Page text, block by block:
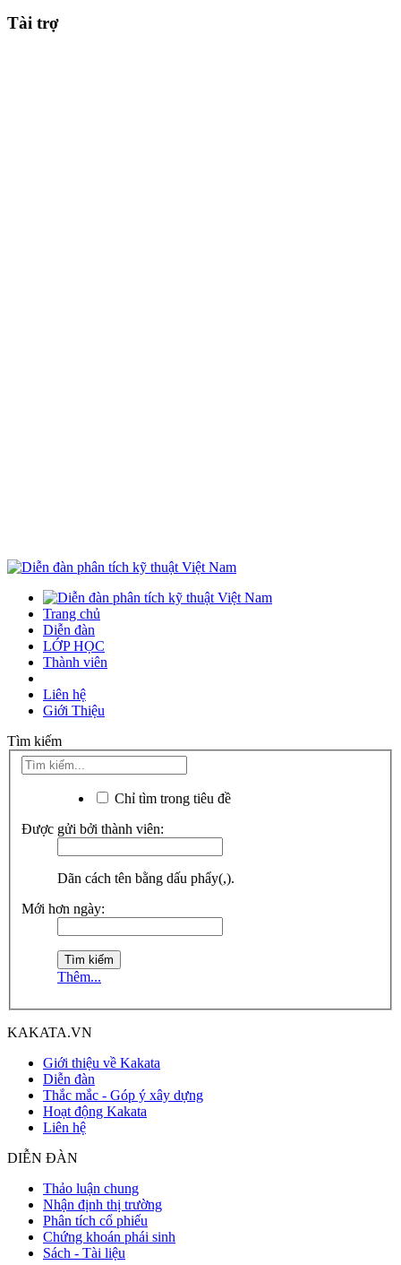
Tài trợ
Trang chủ
Diễn đàn
LỚP HỌC
Thành viên
Liên hệ
Giới Thiệu
Tìm kiếm
Chỉ tìm trong tiêu đề
Được gửi bởi thành viên:
Dãn cách tên bằng dấu phẩy(,).
Mới hơn ngày:
Thêm...
KAKATA.VN
Giới thiệu về Kakata
Diễn đàn
Thắc mắc - Góp ý xây dựng
Hoạt động Kakata
Liên hệ
DIỄN ĐÀN
Thảo luận chung
Nhận định thị trường
Phân tích cổ phiếu
Chứng khoán phái sinh
Sách - Tài liệu